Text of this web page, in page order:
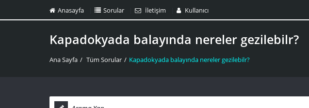
Anasayfa Sorular İletişim Kullanıcı
Kapadokyada balayında nereler gezilebilr?
Ana Sayfa / Tüm Sorular / Kapadokyada balayında nereler gezilebilr?